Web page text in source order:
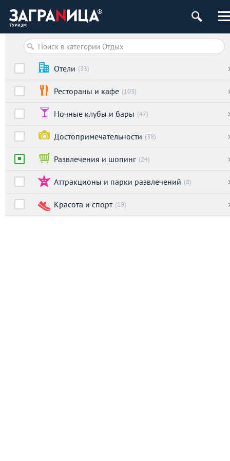
Отели (33)
Рестораны и кафе (103)
Ночные клубы и бары (47)
Достопримечательности (38)
Развлечения и шопинг (24)
Аттракционы и парки развлечений (8)
Красота и спорт (19)